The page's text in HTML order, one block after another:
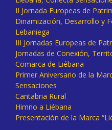
II Jornada Europeas de
Dinamización, Desarrollo y
Lebaniega
III Jornadas Europeas de
Jornadas de Conexión,
Comarca de Liébana
Primer Aniversario de la
Sensaciones
Cantabria Rural
Himno a Liébana
Presentación de la Marca